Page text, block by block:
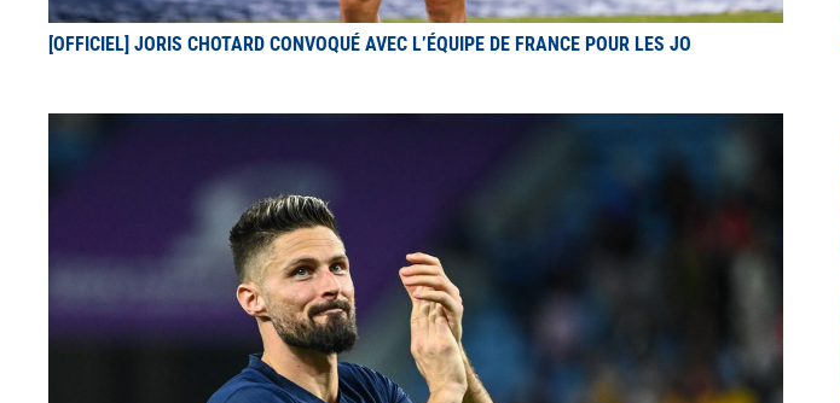
[OFFICIEL] JORIS CHOTARD CONVOQUÉ AVEC L’ÉQUIPE DE FRANCE POUR LES JO